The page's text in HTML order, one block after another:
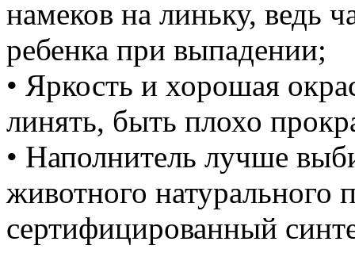
намеков на линьку, ведь
ребенка при выпадении;
• Яркость и хорошая
линять, быть плохо
• Наполнитель лучше
животного натурального
сертифицированный